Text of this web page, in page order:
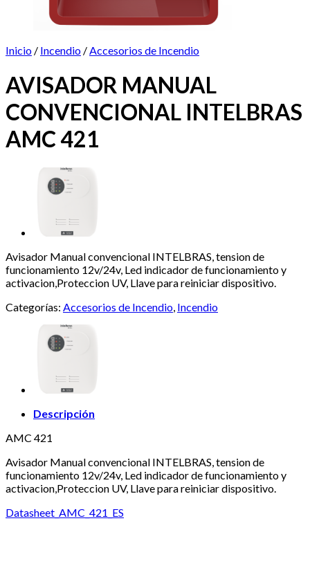
Inicio / Incendio / Accesorios de Incendio
AVISADOR MANUAL
CONVENCIONAL INTELBRAS
AMC 421
Avisador Manual convencional INTELBRAS, tension de
funcionamiento 12v/24v, Led indicador de funcionamiento y
activacion,Proteccion UV, Llave para reiniciar dispositivo.
Categorías: Accesorios de Incendio Incendio
Descripción
AMC 421
Avisador Manual convencional INTELBRAS, tension de
funcionamiento 12v/24v, Led indicador de funcionamiento y
activacion,Proteccion UV, Llave para reiniciar dispositivo.
Datasheet_AMC_421_ES